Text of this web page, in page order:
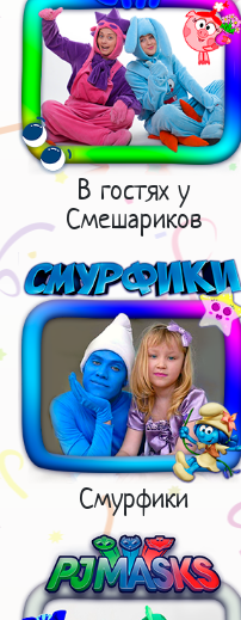
В гостях у
Смешариков
Смурфики